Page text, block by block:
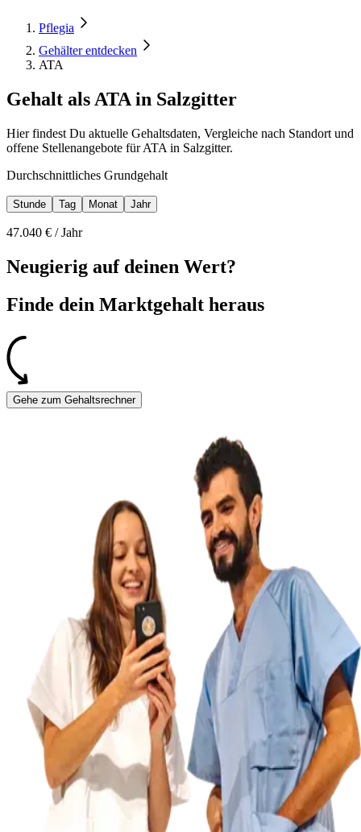
Pflegia
Gehälter entdecken
ATA
Gehalt als ATA in Salzgitter
Hier findest Du aktuelle Gehaltsdaten, Vergleiche nach Standort und
offene Stellenangebote für ATA in Salzgitter.
Durchschnittliches Grundgehalt
Stunde Tag Monat Jahr
47.040 € /Jahr
Neugierig auf deinen Wert?
Finde dein Marktgehalt heraus
Gehe zum Gehaltsrechner